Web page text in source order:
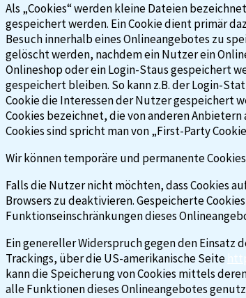
Als „Cookies“ werden kleine Dateien
gespeichert werden. Ein Cookie dient primär
Besuch innerhalb eines Onlineangebotes zu
gelöscht werden, nachdem ein Nutzer ein
Onlineshop oder ein Login-Staus gespeichert
gespeichert bleiben. So kann z.B. der Login-
Cookie die Interessen der Nutzer gespeichert
Cookies bezeichnet, die von anderen
Cookies sind spricht man von „First-Party
Wir können temporäre und permanente
Falls die Nutzer nicht möchten, dass Cookies
Browsers zu deaktivieren. Gespeicherte
Funktionseinschränkungen dieses
Ein genereller Widerspruch gegen den Einsatz
Trackings, über die US-amerikanische Seite
kann die Speicherung von Cookies mittels
alle Funktionen dieses Onlineangebotes